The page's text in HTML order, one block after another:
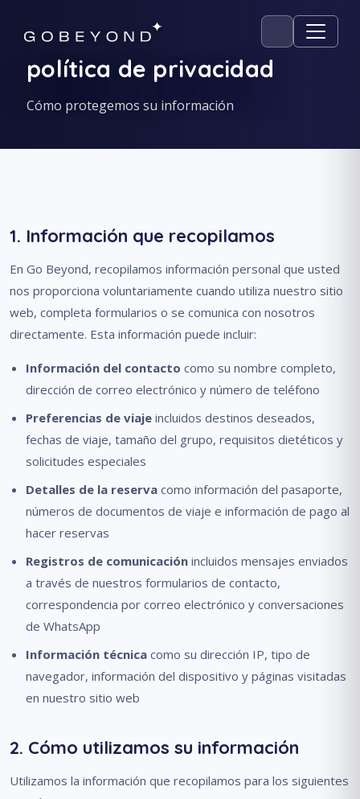
política de privacidad
Cómo protegemos su información
1. Información que recopilamos
En Go Beyond, recopilamos información personal que usted
nos proporciona voluntariamente cuando utiliza nuestro sitio
web, completa formularios o se comunica con nosotros
directamente. Esta información puede incluir:
Información del contacto como su nombre completo,
dirección de correo electrónico y número de teléfono
Preferencias de viaje incluidos destinos deseados,
fechas de viaje, tamaño del grupo, requisitos dietéticos y
solicitudes especiales
Detalles de la reserva como información del pasaporte,
números de documentos de viaje e información de pago al
hacer reservas
Registros de comunicación incluidos mensajes enviados
a través de nuestros formularios de contacto,
correspondencia por correo electrónico y conversaciones
de WhatsApp
Información técnica como su dirección IP, tipo de
navegador, información del dispositivo y páginas visitadas
en nuestro sitio web
2. Cómo utilizamos su información
Utilizamos la información que recopilamos para los siguientes